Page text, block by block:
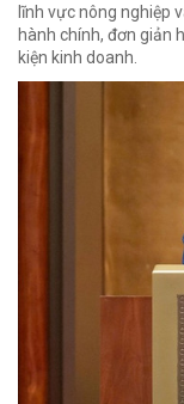
lĩnh vực nông nghiệp
hành chính, đơn giản
kiện kinh doanh.